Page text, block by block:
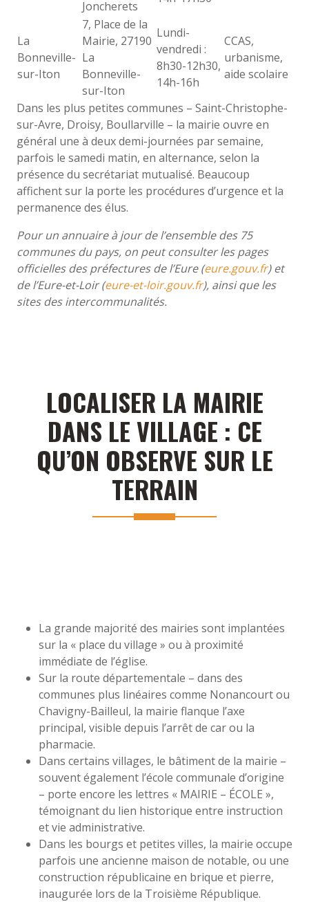
Joncherets
La
Bonneville-
sur-Iton
7, Place de la
Mairie, 27190
La
Bonneville-
sur-Iton
Lundi-
vendredi :
8h30-12h30,
14h-16h
CCAS,
urbanisme,
aide scolaire
Dans les plus petites communes – Saint-Christophe-
sur-Avre, Droisy, Boullarville – la mairie ouvre en
général une à deux demi-journées par semaine,
parfois le samedi matin, en alternance, selon la
présence du secrétariat mutualisé. Beaucoup
affichent sur la porte les procédures d’urgence et la
permanence des élus.
Pour un annuaire à jour de l’ensemble des 75
communes du pays, on peut consulter les pages
officielles des préfectures de l’Eure (eure.gouv.fr) et
de l’Eure-et-Loir (eure-et-loir.gouv.fr), ainsi que les
sites des intercommunalités.
LOCALISER LA MAIRIE
DANS LE VILLAGE : CE
QU’ON OBSERVE SUR LE
TERRAIN
La grande majorité des mairies sont implantées
sur la « place du village » ou à proximité
immédiate de l’église.
Sur la route départementale – dans des
communes plus linéaires comme Nonancourt ou
Chavigny-Bailleul, la mairie flanque l’axe
principal, visible depuis l’arrêt de car ou la
pharmacie.
Dans certains villages, le bâtiment de la mairie –
souvent également l’école communale d’origine
– porte encore les lettres « MAIRIE – ÉCOLE »,
témoignant du lien historique entre instruction
et vie administrative.
Dans les bourgs et petites villes, la mairie occupe
parfois une ancienne maison de notable, ou une
construction républicaine en brique et pierre,
inaugurée lors de la Troisième République.